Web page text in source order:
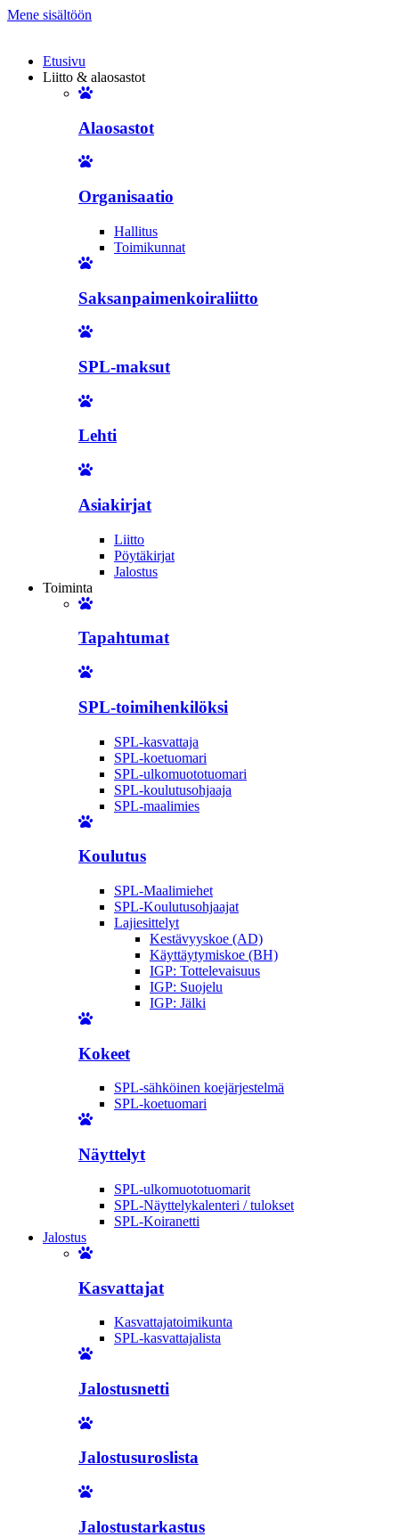
Mene sisältöön
Etusivu
Liitto & alaosastot
Alaosastot
Organisaatio
Hallitus
Toimikunnat
Saksanpaimenkoiraliitto
SPL-maksut
Lehti
Asiakirjat
Liitto
Pöytäkirjat
Jalostus
Toiminta
Tapahtumat
SPL-toimihenkilöksi
SPL-kasvattaja
SPL-koetuomari
SPL-ulkomuototuomari
SPL-koulutusohjaaja
SPL-maalimies
Koulutus
SPL-Maalimiehet
SPL-Koulutusohjaajat
Lajiesittelyt
Kestävyyskoe (AD)
Käyttäytymiskoe (BH)
IGP: Tottelevaisuus
IGP: Suojelu
IGP: Jälki
Kokeet
SPL-sähköinen koejärjestelmä
SPL-koetuomari
Näyttelyt
SPL-ulkomuototuomarit
SPL-Näyttelykalenteri / tulokset
SPL-Koiranetti
Jalostus
Kasvattajat
Kasvattajatoimikunta
SPL-kasvattajalista
Jalostusnetti
Jalostusuroslista
Jalostustarkastus